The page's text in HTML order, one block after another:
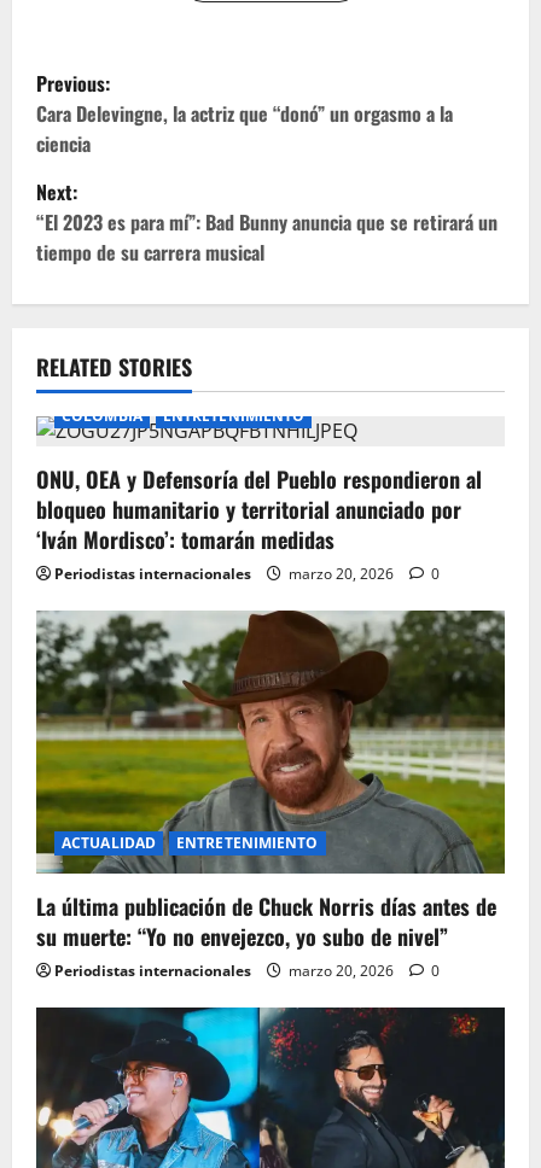
P
o
s
t
n
v
i
g
a
t
i
o
n
Previous:
Cara Delevingne, la actriz que “donó” un orgasmo a la
ciencia
Next:
“El 2023 es para mí”: Bad Bunny anuncia que se retirará un
tiempo de su carrera musical
RELATED STORIES
COLOMBIA ENTRETENIMIENTO
ONU, OEA y Defensoría del Pueblo respondieron al
bloqueo humanitario y territorial anunciado por
‘Iván Mordisco’: tomarán medidas
Periodistas internacionales marzo 20, 2026 0
ACTUALIDAD ENTRETENIMIENTO
La última publicación de Chuck Norris días antes de
su muerte: “Yo no envejezco, yo subo de nivel”
Periodistas internacionales marzo 20, 2026 0